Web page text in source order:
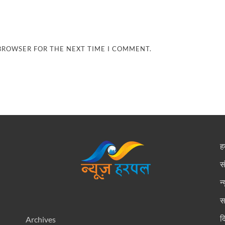
FOR THE NEXT TIME I COMMENT.
Archives